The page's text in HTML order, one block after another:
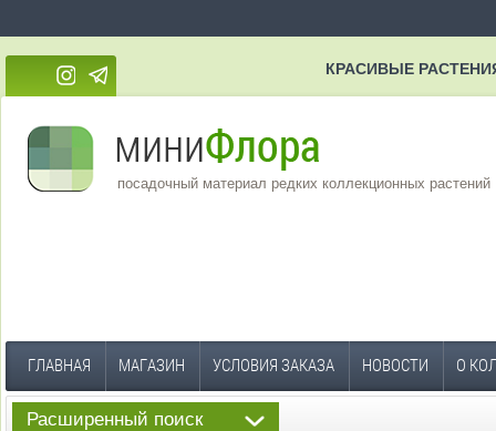
КРАСИВЫЕ
посадочный материал редких коллекционных растений
ГЛАВНАЯ МАГАЗИН УСЛОВИЯ ЗАКАЗА НОВОСТИ О
Расширенный поиск